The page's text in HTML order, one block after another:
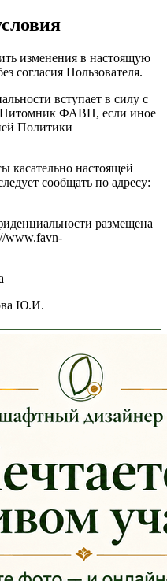
изменения в настоящую
согласия Пользователя.
вступает в силу с
Питомник ФАВН, если иное
Политики
касательно настоящей
сообщать по адресу:
размещена
www.favn-
Ю.И.